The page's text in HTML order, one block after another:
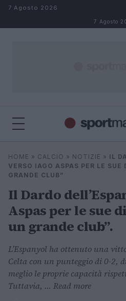
Salta al contenuto
7 Agosto 2026
7 Agosto
Cerca
HOME » CALCIO » NOTIZIE » IL
VERSO IAGO ASPAS PER LE
GRANDE CLUB”
Il Dardo
Aspas per le sue
un grande club”.
L’Espanyol ha ottenuto una
Celta con un punteggio di 0-2,
meglio le proprie capacità
Tuttavia, ... Read more